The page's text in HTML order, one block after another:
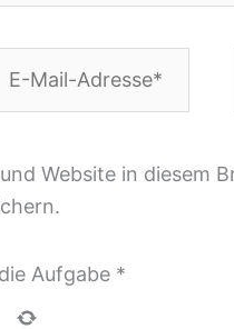
Mail-
Website in diesem
Aufgabe *